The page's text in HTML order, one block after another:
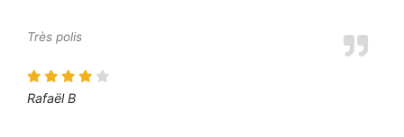
Très polis
Rafaël B